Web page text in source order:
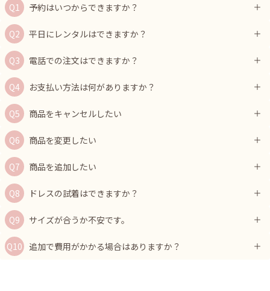
予約はいつからできますか？
平日にレンタルはできますか？
電話での注文はできますか？
お支払い方法は何がありますか？
商品をキャンセルしたい
商品を変更したい
商品を追加したい
ドレスの試着はできますか？
サイズが合うか不安です。
追加で費用がかかる場合はありますか？